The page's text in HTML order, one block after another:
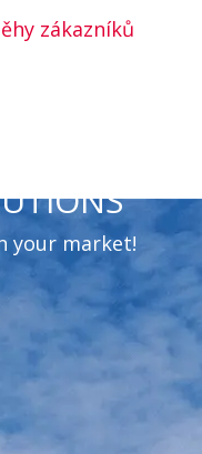
zákazníků
your market!